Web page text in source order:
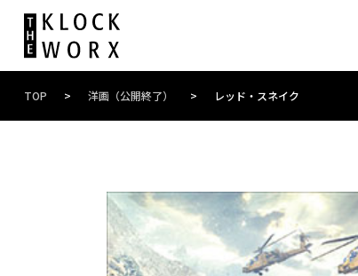
TOP > 洋画（公開終了） > レッド・スネイク